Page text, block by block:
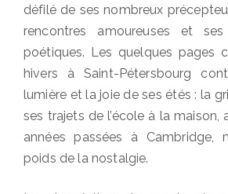
défilé de ses nombreux
rencontres amoureuses et
poétiques. Les quelques pages
hivers à Saint-Pétersbourg
lumière et la joie de ses étés : la
ses trajets de l’école à la maison,
années passées à Cambridge,
poids de la nostalgie.